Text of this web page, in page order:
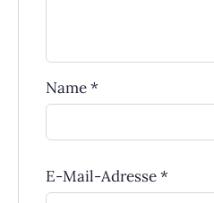
Name*
E-Mail-Adresse*